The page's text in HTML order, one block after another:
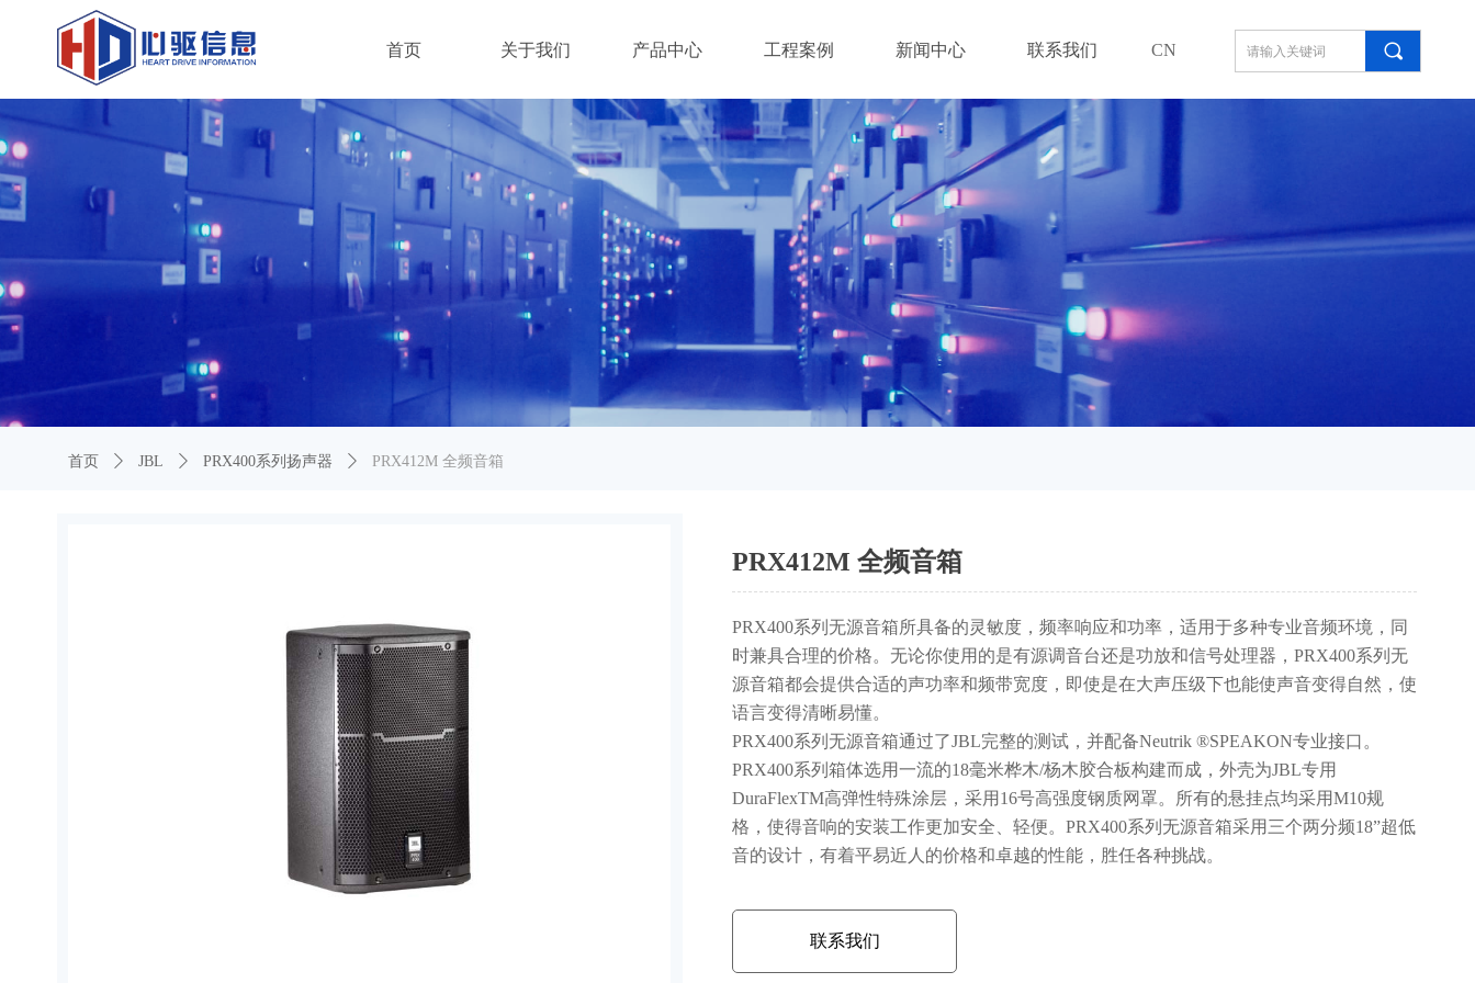
首页 关于我们 产品中心 工程案例 新闻中心 联系我们 끠
CN
首页 ꄲ JBL ꄲ PRX400系列扬声器 ꄲ PRX412M 全频音箱
PRX412M 全频音箱
PRX400系列无源音箱所具备的灵敏度，频率响应和功率，适用于多种专业音频环境，同
时兼具合理的价格。无论你使用的是有源调音台还是功放和信号处理器，PRX400系列无
源音箱都会提供合适的声功率和频带宽度，即使是在大声压级下也能使声音变得自然，使
语言变得清晰易懂。
PRX400系列无源音箱通过了JBL完整的测试，并配备Neutrik ®SPEAKON专业接口。
PRX400系列箱体选用一流的18毫米桦木/杨木胶合板构建而成，外壳为JBL专用
DuraFlexTM高弹性特殊涂层，采用16号高强度钢质网罩。所有的悬挂点均采用M10规
格，使得音响的安装工作更加安全、轻便。PRX400系列无源音箱采用三个两分频18”超低
音的设计，有着平易近人的价格和卓越的性能，胜任各种挑战。
联系我们